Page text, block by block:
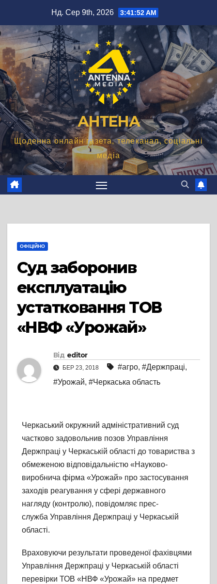
вмісту
Нд. Сер 9th, 2026 3:41:53 AM
АНТЕНА
Щоденна онлайн газета, телеканал, соціальні
медіа
ОФІЦІЙНО
Суд заборонив
експлуатацію
устатковання ТОВ
«НВФ «Урожай»
Від editor
БЕР 23, 2018 #агро, #Держпраці,
#Урожай, #Черкаська область
Черкаський окружний адміністративний суд
частково задовольнив позов Управління
Держпраці у Черкаській області до товариства з
обмеженою відповідальністю «Науково-
виробнича фірма «Урожай» про застосування
заходів реагування у сфері державного
нагляду (контролю), повідомляє прес-
служба Управління Держпраці у Черкаській
області.
Враховуючи результати проведеної фахівцями
Управління Держпраці у Черкаській області
перевірки ТОВ «НВФ «Урожай» на предмет